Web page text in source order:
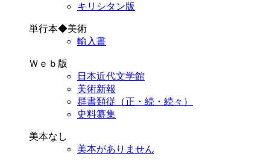
キリシタン版
単行本◆美術
輸入書
Ｗｅｂ版
日本近代文学館
美術新報
群書類従（正・続・続々）
史料纂集
美本なし
美本がありません